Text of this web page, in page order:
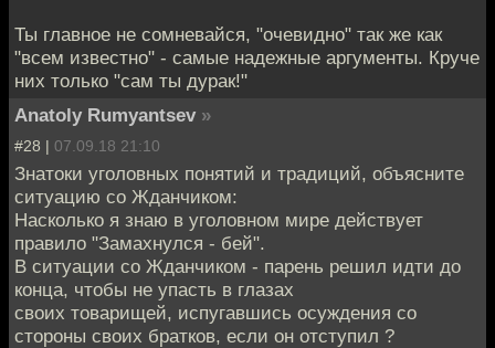
Ты главное не сомневайся, "очевидно" так же как
"всем известно" - самые надежные аргументы. Круче
них только "сам ты дурак!"
Anatoly Rumyantsev »
#28 | 07.09.18 21:10
Знатоки уголовных понятий и традиций, объясните
ситуацию со Жданчиком:
Насколько я знаю в уголовном мире действует
правило "Замахнулся - бей".
В ситуации со Жданчиком - парень решил идти до
конца, чтобы не упасть в глазах
своих товарищей, испугавшись осуждения со
стороны своих братков, если он отступил ?